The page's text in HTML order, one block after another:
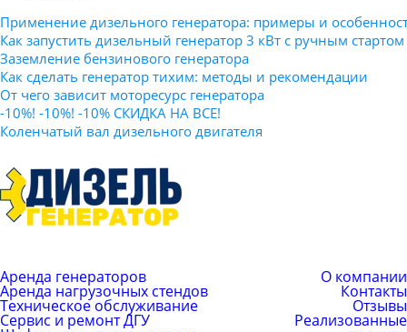
Применение дизельного генератора: примеры и
Как запустить дизельный генератор 3 кВт с ручным стартом
Заземление бензинового генератора
Как сделать генератор тихим: методы и рекомендации
От чего зависит моторесурс генератора
-10%! -10%! -10% СКИДКА НА ВСЕ!
Коленчатый вал дизельного двигателя
Аренда генераторов
Аренда нагрузочных стендов
Техническое обслуживание
Сервис и ремонт ДГУ
О компании
Контакты
Отзывы
Реализованные